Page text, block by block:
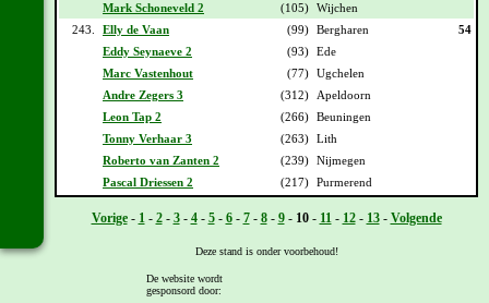
Mark Schoneveld 2
(105) Wijchen
243.
Elly de Vaan (99) Bergharen
54
Eddy Seynaeve 2
(93) Ede
Marc Vastenhout
(77) Ugchelen
Andre Zegers 3
(312)
Apeldoorn
Leon Tap 2
(266) Beuningen
Tonny Verhaar 3
(263) Lith
Roberto van Zanten 2
(239) Nijmegen
Pascal Driessen 2
(217) Purmerend
Vorige- 1- 2- 3- 4- 5- 6- 7- 8- 9- 10- 11- 12- 13- Volgende
Deze stand is onder voorbehoud!
] - [Daguitslag etappe 19
De website wordt
gesponsord door: